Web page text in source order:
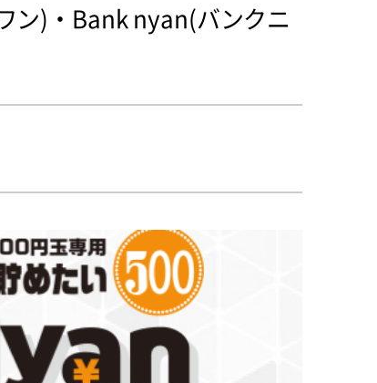
ン)・Bank nyan(バンクニ